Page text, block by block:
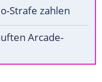
Strafe zahlen
Arcade-